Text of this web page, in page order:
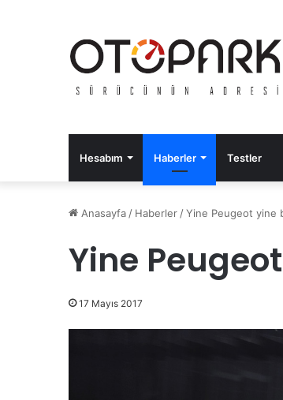
Hesabım Haberler Testler
Anasayfa / Haberler /Yine Peugeot yine
Yine
17 Mayıs 2017